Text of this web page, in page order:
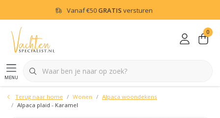
Vanaf€50 GRATIS versturen
menu
0
Terug naar home Wonen
Alpaca woondekens
Alpaca plaid - Karamel